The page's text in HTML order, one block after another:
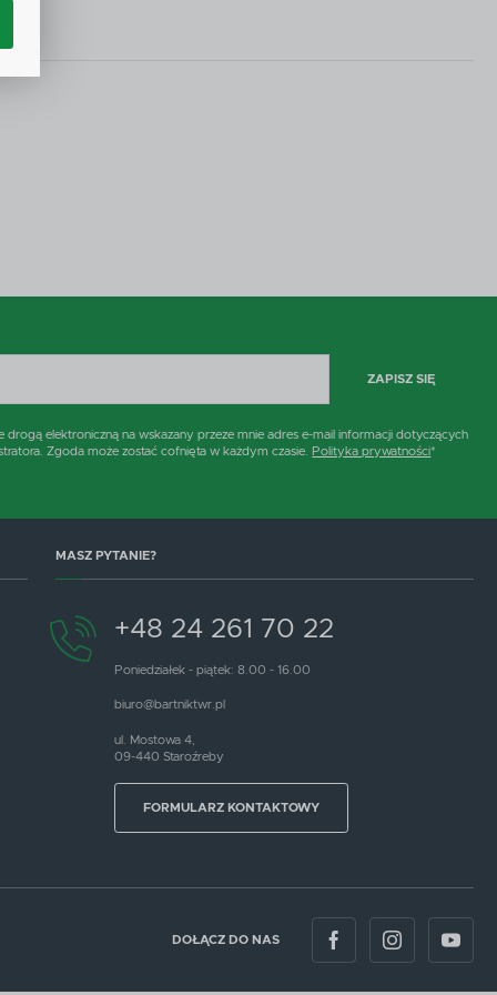
ZAPISZ SIĘ
elektroniczną na wskazany przeze mnie adres e-mail informacji dotyczących
Zgoda może zostać cofnięta w każdym czasie. Polityka prywatności*
MASZ PYTANIE?
+48 24 261 70 22
Poniedziałek - piątek: 8.00 - 16.00
biuro@bartniktwr.pl
ul. Mostowa 4,
09-440 Staroźreby
FORMULARZ KONTAKTOWY
DOŁĄCZ DO NAS